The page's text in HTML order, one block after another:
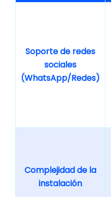
Soporte de redes
sociales
(WhatsApp/Redes)
Complejidad de la
instalación